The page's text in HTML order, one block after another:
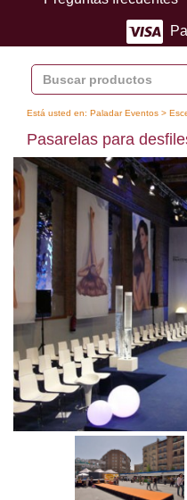
Está usted en: Paladar Eventos >
Pasarelas para